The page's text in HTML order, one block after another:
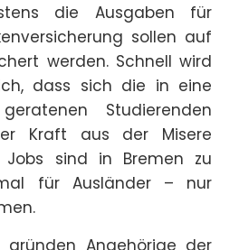
die Ausgaben für
sollen auf
werden. Schnell wird
dass sich die in eine
Studierenden
Kraft aus der Misere
Jobs sind in Bremen zu
für Ausländer – nur
gründen Angehörige der